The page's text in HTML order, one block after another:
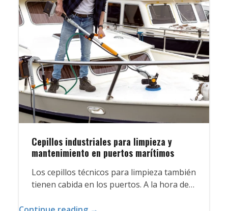
Cepillos industriales para limpieza y
mantenimiento en puertos marítimos
Los cepillos técnicos para limpieza también
tienen cabida en los puertos. A la hora de…